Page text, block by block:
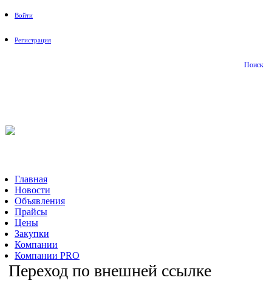
Войти
Регистрация
Поиск
Главная
Новости
Объявления
Прайсы
Цены
Закупки
Компании
Компании PRO
Переход по внешней ссылке